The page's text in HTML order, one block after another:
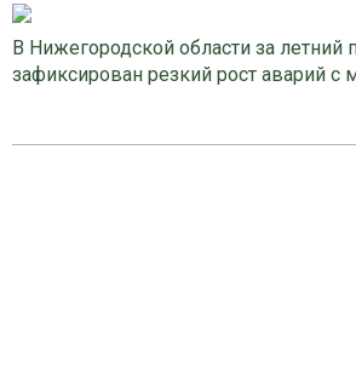
В Нижегородской области за летний
зафиксирован резкий рост аварий с